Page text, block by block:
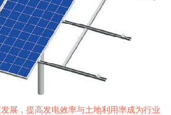
展，提高发电效率与土地利用率成为行业